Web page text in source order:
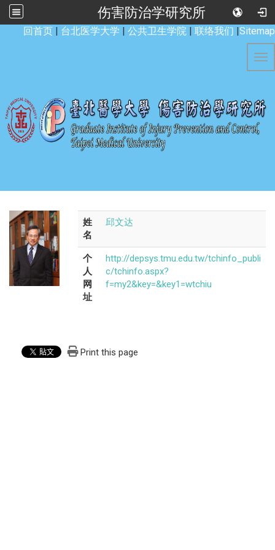
伤害防治学研究所
回首页 | 台北医学大学 | 公共卫生学院 | 联络我们 |Sitemap
姓
名
邱文达
个
人
网
址
http://depsys.tmu.edu.tw/tchinfo_publi
c/tchinfo.aspx?
f=my2&key=&key1=wtchiu
Print this page